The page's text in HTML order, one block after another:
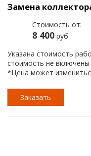
Замена
Стоимость от:
8 400 руб.
Указана стоимость
стоимость не
*Цена может
Заказать